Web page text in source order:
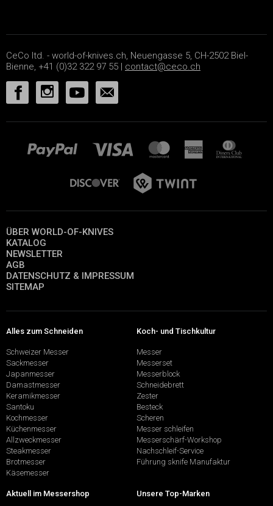
CeCo ltd. - world-of-knives.ch, Neuengasse 5, CH-2502 Biel-
Bienne, +41 (0)32 322 97 55 | contact@ceco.ch
ÜBER WORLD-OF-KNIVES
KATALOG
NEWSLETTER
AGB
DATENSCHUTZ & IMPRESSUM
SITEMAP
Alles zum Schneiden
Schweizer Messer
Sackmesser
Japanmesser
Damastmesser
Keramikmesser
Santoku
Kochmesser
Küchenmesser
Allzweckmesser
Steakmesser
Brotmesser
Käsemesser
Koch- und Tischkultur
Messer
Messerset
Messerblock
Schneidebrett
Zester
Besteck
Scheren
Messer schleifen
Messerschärf-Workshop
Nachschleif-Service
Führung sknife Manufaktur
Aktuell im Messershop Unsere Top-Marken